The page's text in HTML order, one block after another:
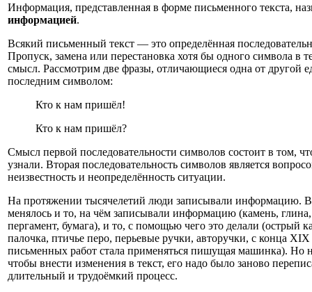
Информация, представленная в форме письменного текста,
информацией.
Всякий письменный текст — это определённая
Пропуск, замена или перестановка хотя бы одного символа в
смысл. Рассмотрим две фразы, отличающиеся одна от другой
последним символом:
Кто к нам пришёл!
Кто к нам пришёл?
Смысл первой последовательности символов состоит в том,
узнали. Вторая последовательность символов является
неизвестность и неопределённость ситуации.
На протяжении тысячелетий люди записывали информацию. В
менялось и то, на чём записывали информацию (камень,
пергамент, бумага), и то, с помощью чего это делали (острый
палочка, птичье перо, перьевые ручки, авторучки, с конца
письменных работ стала применяться пишущая машинка). Но
чтобы внести изменения в текст, его надо было заново
длительный и трудоёмкий процесс.